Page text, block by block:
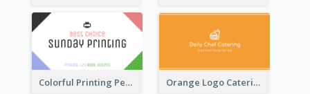
Colorful Printing Personal Business Card Free Orange Logo Catering Business Card